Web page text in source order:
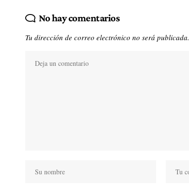
No hay comentarios
Tu dirección de correo electrónico no será publicada.